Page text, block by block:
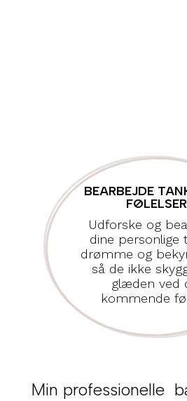
BEARBEJDE
FØLELSER
Udforske og
dine personlige
drømme og
så de ikke
glæden ved
kommende
Min professionelle